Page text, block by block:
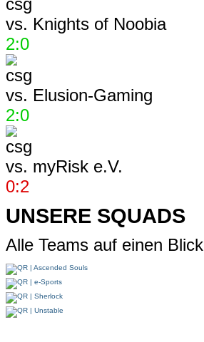
vs. Knights of Noobia
2:0
vs. Elusion-Gaming
2:0
vs. myRisk e.V.
0:2
UNSERE SQUADS
Alle Teams auf einen Blick